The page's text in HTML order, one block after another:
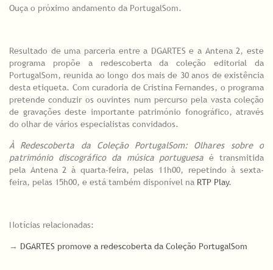
Ouça o próximo andamento da PortugalSom.
Resultado de uma parceria entre a DGARTES e a Antena 2, este
programa propõe a redescoberta da coleção editorial da
PortugalSom, reunida ao longo dos mais de 30 anos de existência
desta etiqueta. Com curadoria de Cristina Fernandes, o programa
pretende conduzir os ouvintes num percurso pela vasta coleção
de gravações deste importante património fonográfico, através
do olhar de vários especialistas convidados.
À Redescoberta da Coleção PortugalSom: Olhares sobre o
património discográfico da música portuguesa é transmitida
pela Antena 2 à quarta-feira, pelas 11h00, repetindo à sexta-
feira, pelas 15h00, e está também disponível na RTP Play.
Notícias relacionadas:
→ DGARTES promove a redescoberta da Coleção PortugalSom